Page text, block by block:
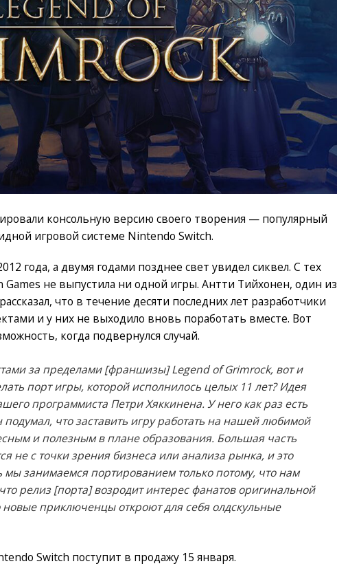
консольную версию своего творения — популярный
игровой системе Nintendo Switch.
года, а двумя годами позднее свет увидел сиквел. С тех
Games не выпустила ни одной игры. Антти Тийхонен, один из
что в течение десяти последних лет разработчики
и у них не выходило вновь поработать вместе. Вот
когда подвернулся случай.
за пределами [франшизы] Legend of Grimrock, вот и
порт игры, которой исполнилось целых 11 лет? Идея
программиста Петри Хяккинена. У него как раз есть
что заставить игру работать на нашей любимой
и полезным в плане образования. Большая часть
не с точки зрения бизнеса или анализа рынка, и это
мы занимаемся портированием только потому, что нам
релиз [порта] возродит интерес фанатов оригинальной
новые приключенцы откроют для себя олдскульные
Switch поступит в продажу 15 января.